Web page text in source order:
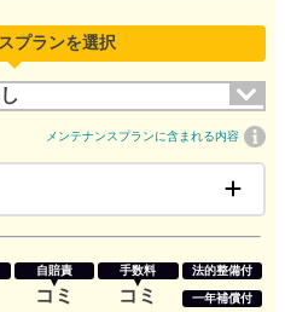
プランを選択
メンテナンスプランに含まれる内容
自賠責
コミ
手数料
コミ
法的整備付
一年補償付